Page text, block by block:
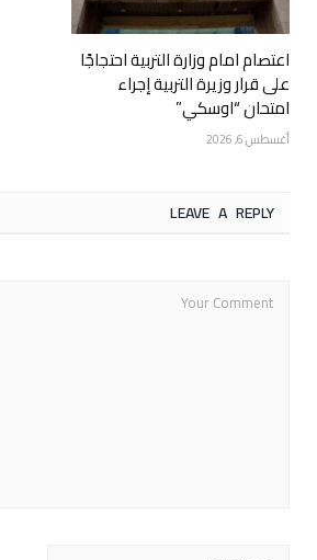
اعتصام امام وزارة التربية احتجاجًا
على قرار وزيرة التربية إجراء
امتحان “اوسكي”
أغسطس 6, 2026
LEAVE A REPLY